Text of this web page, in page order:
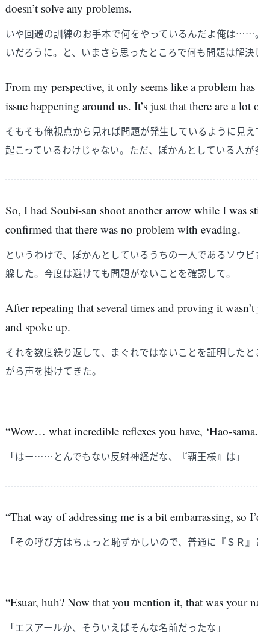
doesn’t solve any problems.
いや回避の訓練のお手本で何をやっているんだよ俺は
いだろうに。と、いまさら思ったところで何も問題は解決
From my perspective, it only seems like a problem
issue happening around us. It’s just that there are a
そもそも俺視点から見れば問題が発生しているように見
起こっているわけじゃない。ただ、ぽかんとしている人が
So, I had Soubi-san shoot another arrow while I was
confirmed that there was no problem with evading.
というわけで、ぽかんとしているうちの一人であるソウ
躱した。今度は避けても問題がないことを確認して。
After repeating that several times and proving it
and spoke up.
それを数度繰り返して、まぐれではないことを証明した
がら声を掛けてきた。
“Wow… what incredible reflexes you have, ‘Hao-
「はー……とんでもない反射神経だな、『覇王様』は」
“That way of addressing me is a bit embarrassing, so
「その呼び方はちょっと恥ずかしいので、普通に『ＳＲ』
“Esuar, huh? Now that you mention it, that was your
「エスアールか、そういえばそんな名前だったな」